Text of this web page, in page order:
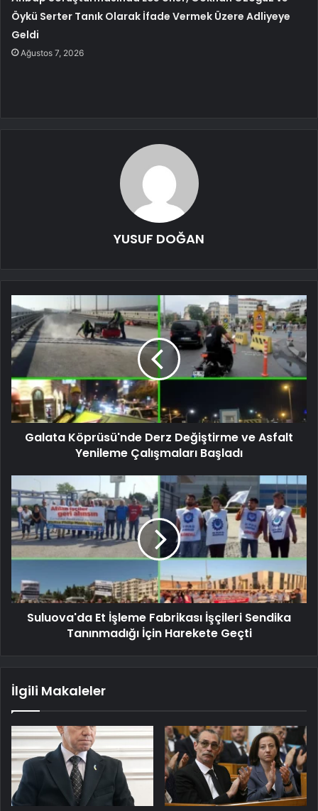
Öykü Serter Tanık Olarak İfade Vermek Üzere Adliyeye
Geldi
Ağustos 7, 2026
YUSUF DOĞAN
Galata Köprüsü'nde Derz Değiştirme ve Asfalt
Yenileme Çalışmaları Başladı
Suluova'da Et İşleme Fabrikası İşçileri Sendika
Tanınmadığı İçin Harekete Geçti
İlgili Makaleler